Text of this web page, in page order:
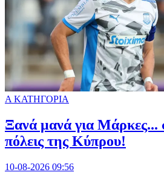
Α ΚΑΤΗΓΟΡΙΑ
Ξανά μανά για Μάρκες...
πόλεις της Κύπρου!
10-08-2026 09:56